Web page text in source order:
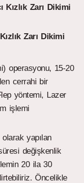
Kızlık Zarı Dikimi
Zarı Dikimi
operasyonu, 15-20
cerrahi bir
yöntemi, Lazer
işlemi
yapılan
değişkenlik
20 ila 30
Öncelikle